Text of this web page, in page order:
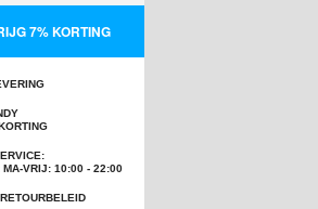
7% KORTING
MA-VRIJ: 10:00 - 22:00